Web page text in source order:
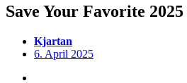
Save Your Favorite
Kjartan
6. April 2025